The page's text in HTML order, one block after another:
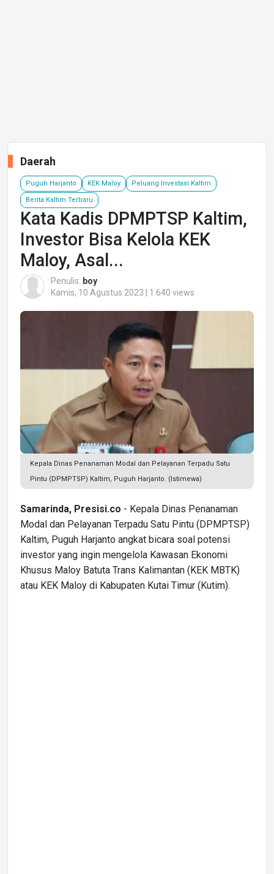
Daerah
Puguh Harjanto KEK Maloy Peluang Investasi Kaltim
Berita Kaltim Terbaru
Kata Kadis DPMPTSP Kaltim,
Investor Bisa Kelola KEK
Maloy, Asal...
Penulis: boy
Kamis, 10 Agustus 2023 | 1.640 views
Kepala Dinas Penanaman Modal dan Pelayanan Terpadu Satu
Pintu (DPMPTSP) Kaltim, Puguh Harjanto. (Istimewa)
Samarinda, Presisi.co - Kepala Dinas Penanaman
Modal dan Pelayanan Terpadu Satu Pintu (DPMPTSP)
Kaltim, Puguh Harjanto angkat bicara soal potensi
investor yang ingin mengelola Kawasan Ekonomi
Khusus Maloy Batuta Trans Kalimantan (KEK MBTK)
atau KEK Maloy di Kabupaten Kutai Timur (Kutim).